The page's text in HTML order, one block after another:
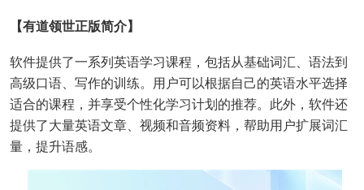
【有道领世正版简介】
软件提供了一系列英语学习课程，包括从基础词汇、语法到
高级口语、写作的训练。用户可以根据自己的英语水平选择
适合的课程，并享受个性化学习计划的推荐。此外，软件还
提供了大量英语文章、视频和音频资料，帮助用户扩展词汇
量，提升语感。